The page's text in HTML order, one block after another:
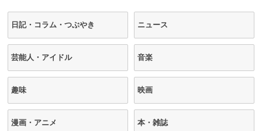
日記・コラム・つぶやき
芸能人・アイドル
趣味
漫画・アニメ
ニュース
音楽
映画
本・雑誌